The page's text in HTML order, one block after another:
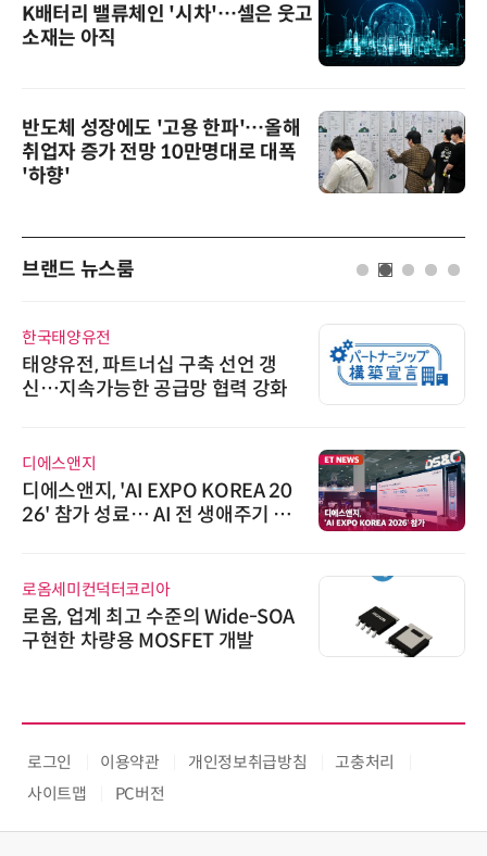
K배터리 밸류체인 '시차'…셀은 웃고
소재는 아직
반도체 성장에도 '고용 한파'…올해
취업자 증가 전망 10만명대로 대폭
'하향'
브랜드 뉴스룸
한국태양유전
태양유전, 파트너십 구축 선언 갱
신…지속가능한 공급망 협력 강화
디에스앤지
디에스앤지, 'AI EXPO KOREA 20
26' 참가 성료… AI 전 생애주기 아
로옴세미컨덕터코리아
로옴, 업계 최고 수준의 Wide-SOA
구현한 차량용 MOSFET 개발
로그인 이용약관 개인정보취급방침
고충처리
사이트맵
PC버전